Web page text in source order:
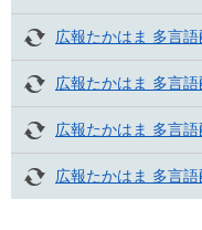
広報たかはま 多言
広報たかはま 多言
広報たかはま 多言
広報たかはま 多言